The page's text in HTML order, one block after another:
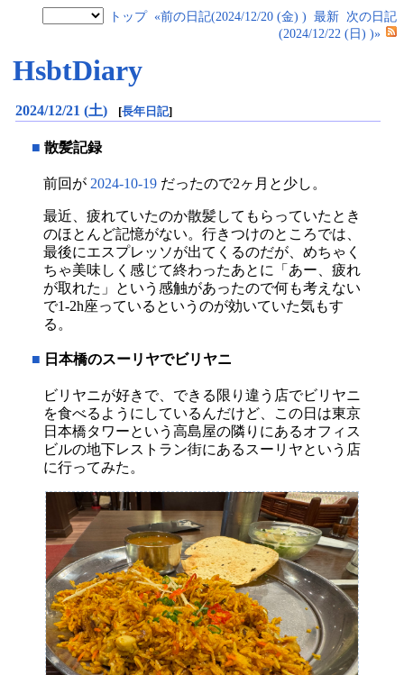
トップ «前の日記(2024/12/20 (金) ) 最新 次の日記
(2024/12/22 (日) )»
HsbtDiary
2024/12/21 (土) [長年日記]
■ 散髪記録
前回が 2024-10-19 だったので2ヶ月と少し。
最近、疲れていたのか散髪してもらっていたとき
のほとんど記憶がない。行きつけのところでは、
最後にエスプレッソが出てくるのだが、めちゃく
ちゃ美味しく感じて終わったあとに「あー、疲れ
が取れた」という感触があったので何も考えない
で1-2h座っているというのが効いていた気もす
る。
■ 日本橋のスーリヤでビリヤニ
ビリヤニが好きで、できる限り違う店でビリヤニ
を食べるようにしているんだけど、この日は東京
日本橋タワーという高島屋の隣りにあるオフィス
ビルの地下レストラン街にあるスーリヤという店
に行ってみた。